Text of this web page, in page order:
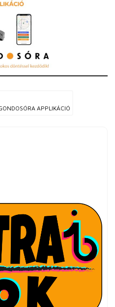
APPLIKÁCIÓ